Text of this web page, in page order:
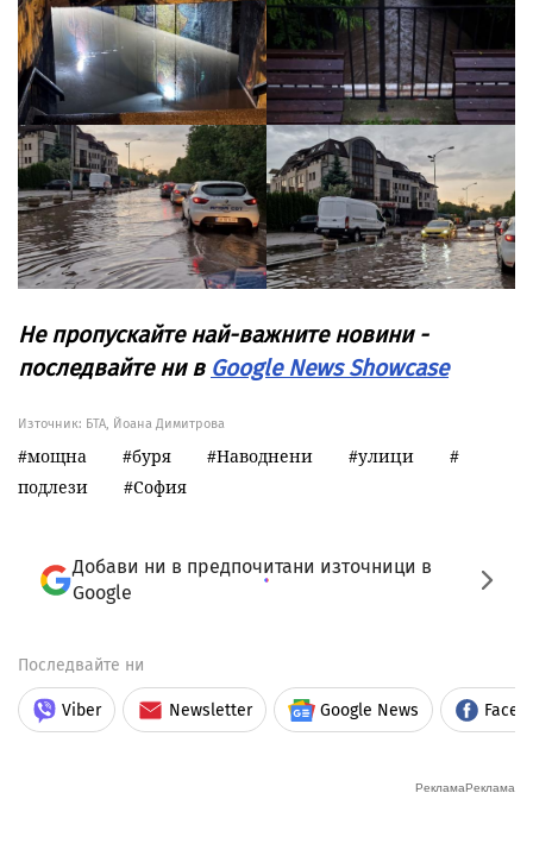
Не пропускайте най-важните новини -
последвайте ни в Google News Showcase
Източник: БТА, Йоана Димитрова
мощна буря Наводнени
улици
подлези
София
Добави ни в предпочитани източници в
Google
Последвайте ни
Viber Newsletter Google News